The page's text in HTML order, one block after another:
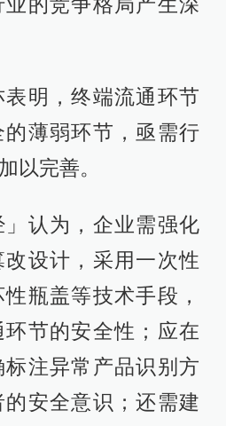
的竞争格局产生深
明，终端流通环节
薄弱环节，亟需行
以完善。
」认为，企业需强化
设计，采用一次性
瓶盖等技术手段，
节的安全性；应在
注异常产品识别方
安全意识；还需建